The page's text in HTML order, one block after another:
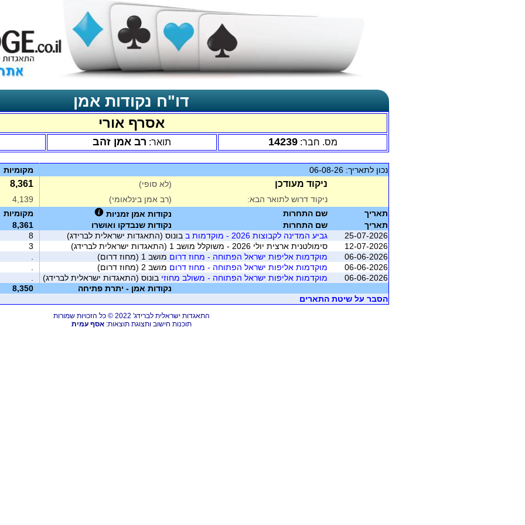
דו"ח נקודות אמן
אסרף אורי
מס. חבר:14239 תואר: רב אמן זהב
נכון לתאריך: 06-08-26 מקומיות
ניקוד מעודכן (לא סופי) 8,361
ניקוד דרוש לתואר הבא: (רב אמן בינלאומי) 4,139
תאריך
שם התחרות נקודות אמן זמניות מקומיות
תאריך
שם התחרות נקודות שנבדקו ואושרו 8,361
25-07-2026
גביע המדינה לקבוצות 2026 - מוקדמות ב בונוס (התאגדות ישראלית לברידג) 8
12-07-2026
סימולטנית ארצית יולי 2026 - משוקלל מושב 1 (התאגדות ישראלית לברידג) 3
06-06-2026
מוקדמות אליפות ישראל הפתוחה - מחוז דרום מושב 1 (מחוז דרום)
06-06-2026
מוקדמות אליפות ישראל הפתוחה - מחוז דרום מושב 2 (מחוז דרום)
06-06-2026
מוקדמות אליפות ישראל הפתוחה - משולב מחוזי בונוס (התאגדות ישראלית לברידג)
נקודות אמן - יתרת פתיחה
8,350
הסבר על שיטת התארים
התאגדות ישראלית לברידג' 2022 © כל הזכויות שמורות
תוכנות חישוב ותצוגת תוצאות:אסף עמית